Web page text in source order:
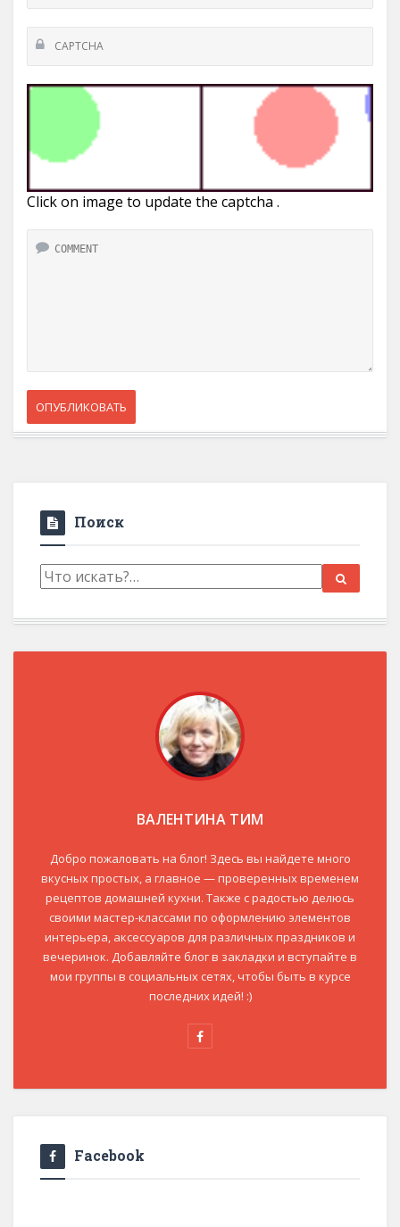
Click on image to update the captcha .
Поиск
ВАЛЕНТИНА ТИМ
Добро пожаловать на блог! Здесь вы найдете много
вкусных простых, а главное — проверенных временем
рецептов домашней кухни. Также с радостью делюсь
своими мастер-классами по оформлению элементов
интерьера, аксессуаров для различных праздников и
вечеринок. Добавляйте блог в закладки и вступайте в
мои группы в социальных сетях, чтобы быть в курсе
последних идей! :)
Facebook